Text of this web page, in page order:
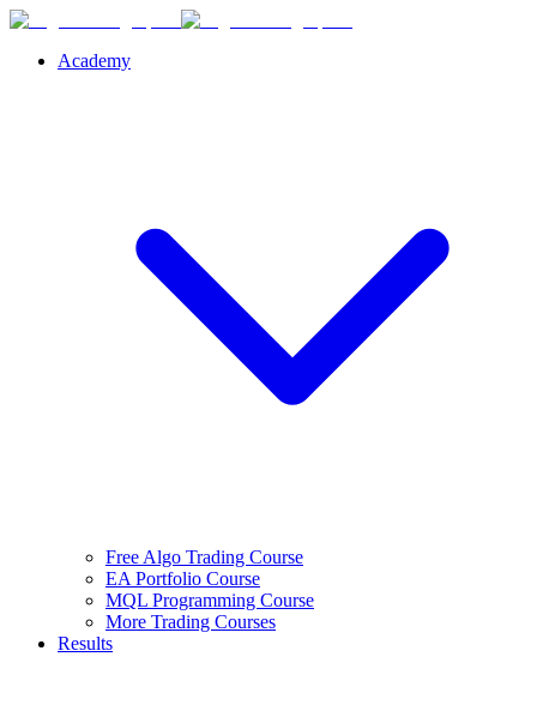
Academy
Free Algo Trading Course
EA Portfolio Course
MQL Programming Course
More Trading Courses
Results